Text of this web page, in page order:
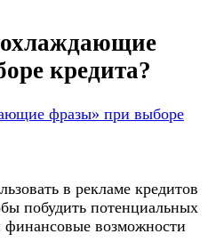
кредита?
в рекламе кредитов
побудить потенциальных
финансовые возможности